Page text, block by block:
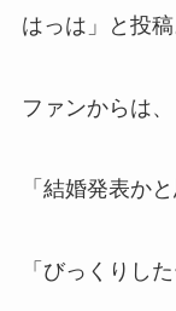
はっは」と投稿
ファンからは、
「結婚発表か
「びっくりした